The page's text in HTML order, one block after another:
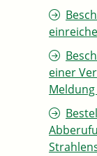
einer